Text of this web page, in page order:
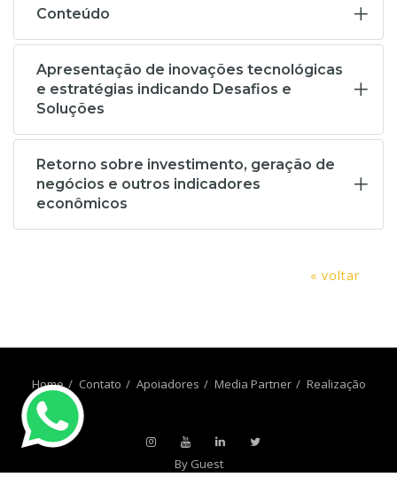
Conteúdo
Apresentação de inovações tecnológicas
e estratégias indicando Desafios e
Soluções
Retorno sobre investimento, geração de
negócios e outros indicadores
econômicos
« voltar
Home Contato Apoiadores Media Partner Realização
By Guest